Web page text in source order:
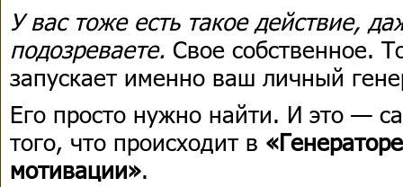
У вас тоже есть такое действие,
подозреваете. Свое собственное.
запускает именно ваш личный
Его просто нужно найти. И это —
того, что происходит в
мотивации».